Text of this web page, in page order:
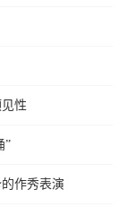
性
”
作秀表演